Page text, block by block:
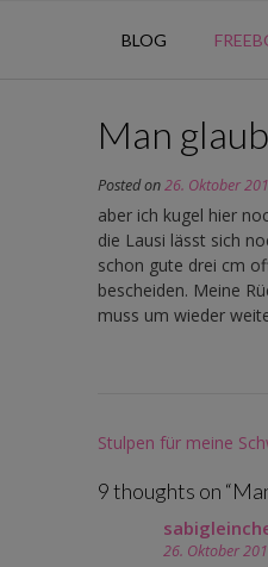
BLOG
Man
Posted on26. Oktober
aber ich kugel hier
die Lausi lässt sich
schon gute drei cm
bescheiden. Meine
muss um wieder
Post
Stulpen für meine
9 thoughts on “
26. Oktober